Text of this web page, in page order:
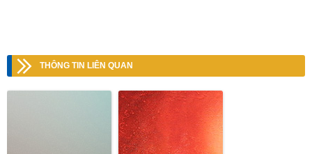
THÔNG TIN LIÊN QUAN